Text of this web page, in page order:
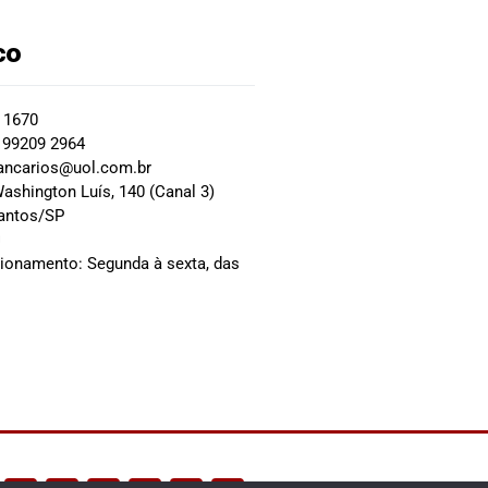
2964
Luís, 140 (Canal 3)
SP
Segunda à sexta, das